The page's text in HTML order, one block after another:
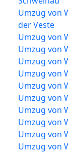
Umzug von
der Veste
Umzug von
Umzug von
Umzug von
Umzug von
Umzug von
Umzug von
Umzug von
Umzug von
Umzug von
Umzug von